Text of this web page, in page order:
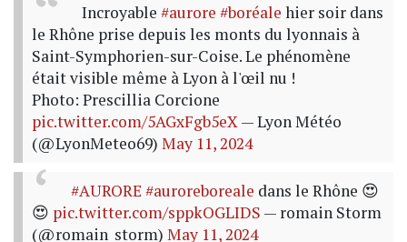
Incroyable #aurore #boréale hier soir dans
le Rhône prise depuis les monts du lyonnais à
Saint-Symphorien-sur-Coise. Le phénomène
était visible même à Lyon à l'œil nu !
Photo: Prescillia Corcione
pic.twitter.com/5AGxFgb5eX— Lyon Météo
(@LyonMeteo69) May 11, 2024
#AURORE #auroreboreale dans le Rhône 😍
😍 pic.twitter.com/sppkOGLIDS — romain Storm
(@romain_storm) May 11, 2024